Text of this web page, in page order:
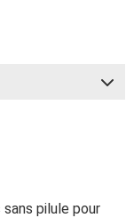
pilule pour